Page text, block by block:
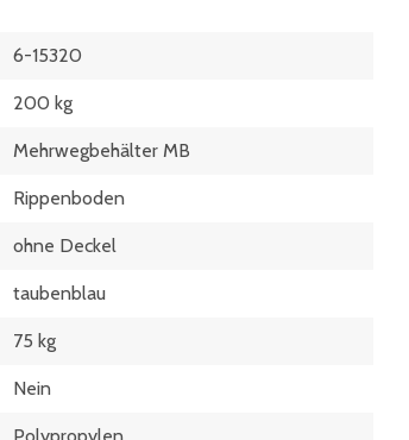
6-15320
200 kg
Mehrwegbehälter MB
Rippenboden
ohne Deckel
taubenblau
75 kg
Nein